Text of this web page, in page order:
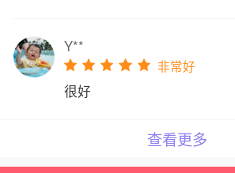
Y**
非常好
很好
查看更多